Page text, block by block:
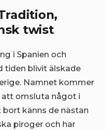
twist
i Spanien och
tiden blivit älskade
Namnet kommer
att omsluta något i
känns de nästan
piroger och har